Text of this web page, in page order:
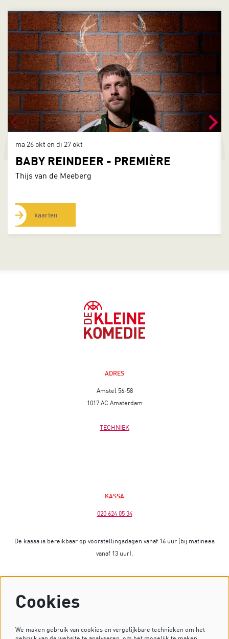
BABY REINDEER - PREMIÈRE
Thijs van de Meeberg
ma 26 okt en di 27 okt
kaarten
ADRES
Amstel 56-58
1017 AC Amsterdam
TECHNIEK
KASSA
020 624 05 34
De kassa is bereikbaar op voorstellingsdagen vanaf 16 uur (bij matinees
vanaf 13 uur).
Heb je vragen? Stuur dan een mailtje naar
Cookies
We maken gebruik van cookies en vergelijkbare technieken om het